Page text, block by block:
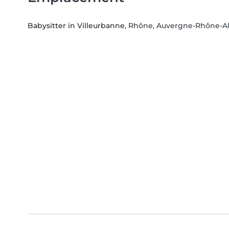
Babysitter in Villeurbanne, Rhône, Auvergne-Rhône-